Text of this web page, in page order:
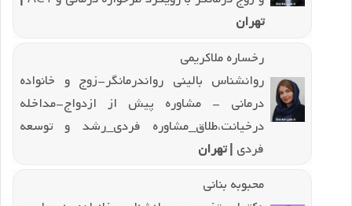
تهران
رخساره ملاکریمی
روانشناس بالینی رواندرمانگر-زوج و خانواده
درمانی - مشاوره پیش از ازدواج-مداخله
درخیانت،طلاق_مشاوره فردی_رشد و توسعه
فردی | تهران
محبوبه بنانی